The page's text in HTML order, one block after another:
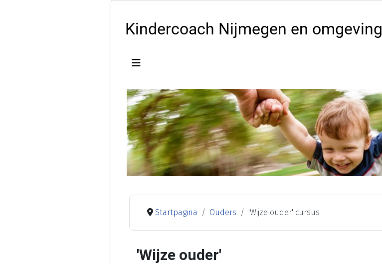
Kindercoach Nijmegen en omgeving
Startpagina Ouders 'Wijze ouder' cursus
'Wijze ouder'